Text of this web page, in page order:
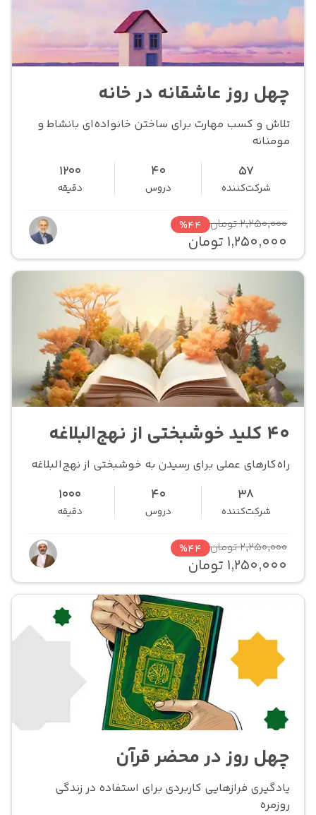
چهل روز عاشقانه در خانه
تلاش و کسب مهارت برای ساختن خانواده‌ای بانشاط و
مومنانه
57
شرکت‌کننده
40
دروس
1200
دقیقه
2,250,000 تومان %44
1,250,000 تومان
40 کلید خوشبختی از نهج‌البلاغه
راه‌کارهای عملی برای رسیدن به خوشبختی از نهج‌البلاغه
38
شرکت‌کننده
40
دروس
1000
دقیقه
2,250,000 تومان %44
1,250,000 تومان
چهل روز در محضر قرآن
یادگیری فرازهایی کاربردی برای استفاده در زندگی
روزمره